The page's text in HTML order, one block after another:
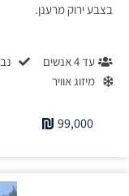
בצבע ירוק מרענן.
עד 4 אנשים
מיזוג אוויר
99,000